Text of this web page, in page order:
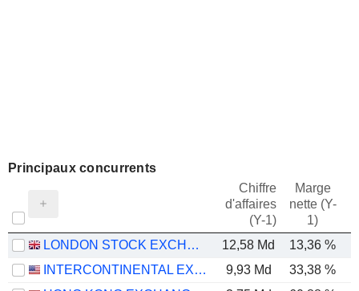
Principaux concurrents
Chiffre
d'affaires
(Y-1)
Marge
nette (Y-
1)
LONDON STOCK EXCHANGE GROUP PLC 12,58 Md 13,36 %
INTERCONTINENTAL EXCHANGE, INC.
9,93 Md 33,38 %